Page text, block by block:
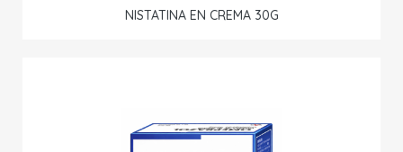
NISTATINA EN CREMA 30G